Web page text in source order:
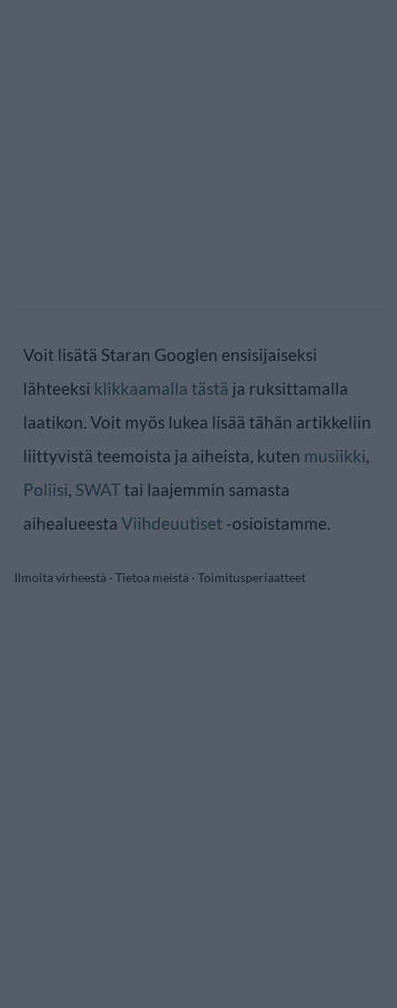
Voit lisätä Staran Googlen ensisijaiseksi
lähteeksi klikkaamalla tästä ja ruksittamalla
laatikon. Voit myös lukea lisää tähän artikkeliin
liittyvistä teemoista ja aiheista, kuten musiikki,
Poliisi, SWATtai laajemmin samasta
aihealueesta Viihdeuutiset -osioistamme.
Ilmoita virheestä · Tietoa meistä · Toimitusperiaatteet